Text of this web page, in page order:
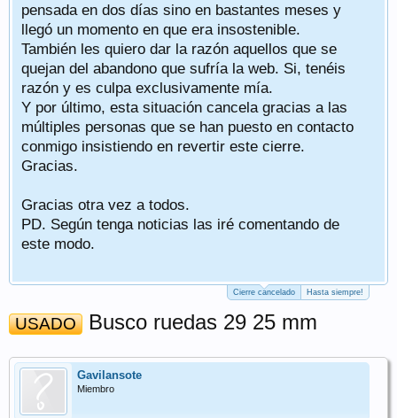
pensada en dos días sino en bastantes meses y
llegó un momento en que era insostenible.
También les quiero dar la razón aquellos que se
quejan del abandono que sufría la web. Si, tenéis
razón y es culpa exclusivamente mía.
Y por último, esta situación cancela gracias a las
múltiples personas que se han puesto en contacto
conmigo insistiendo en revertir este cierre.
Gracias.
Gracias otra vez a todos.
PD. Según tenga noticias las iré comentando de
este modo.
Cierre cancelado Hasta siempre!
USADO Busco ruedas 29 25 mm
Gavilansote
Miembro